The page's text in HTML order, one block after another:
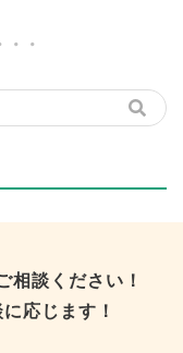
相談ください！
応じます！